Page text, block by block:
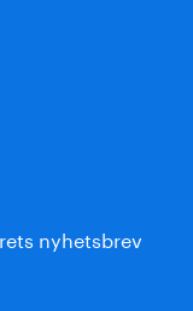
nyhetsbrev